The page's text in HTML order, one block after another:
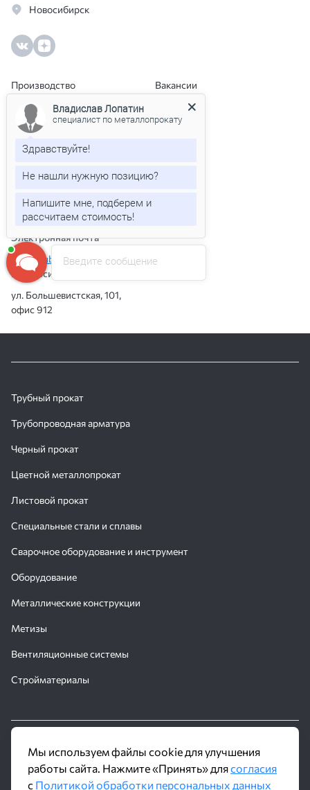
Новосибирск
Производство
О компании
Типовой договор
Вакансии
Новости
Доставка
Режим работы:
с 9:00 до 18:00 по будням
Электронная почта
nsk@truboproduct.ru
г. Новосибирск
ул. Большевистская, 101,
офис 912
Трубный прокат
Трубопроводная арматура
Черный прокат
Цветной металлопрокат
Листовой прокат
Специальные стали и сплавы
Сварочное оборудование и инструмент
Оборудование
Металлические конструкции
Метизы
Вентиляционные системы
Стройматериалы
© 2016 - 2026 Производственное объединение «Трубное
Решение»
Политика обработки персональных данных
Мы используем файлы cookie для улучшения
работы сайта. Нажмите «Принять» длясогласия
с Политикой обработки персональных данных
Введите сообщение
Владислав Лопатин
специалист по металлопрокату
Здравствуйте!
Не нашли нужную позицию?
Напишите мне, подберем и
рассчитаем стоимость!